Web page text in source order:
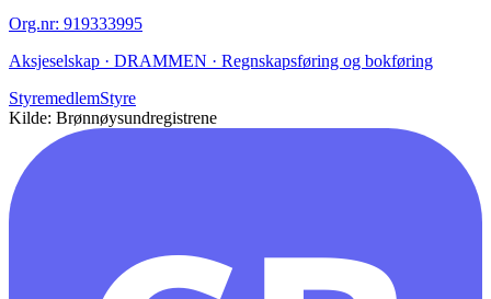
Org.nr: 919333995
Aksjeselskap · DRAMMEN · Regnskapsføring og bokføring
StyremedlemStyre
Kilde: Brønnøysundregistrene